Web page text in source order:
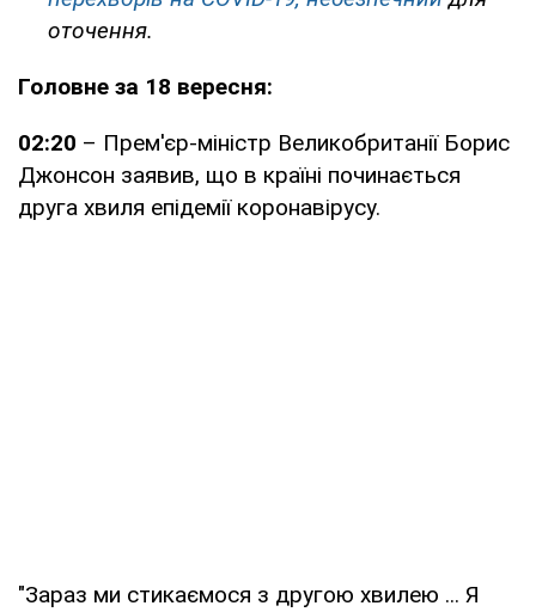
оточення.
Головне за 18 вересня:
02:20 – Прем'єр-міністр Великобританії Борис
Джонсон заявив, що в країні починається
друга хвиля епідемії коронавірусу.
"Зараз ми стикаємося з другою хвилею ... Я